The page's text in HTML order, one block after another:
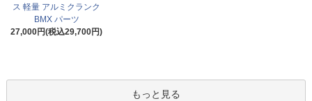
ス 軽量 アルミクランク
BMX パーツ
27,000円(税込29,700円)
もっと見る